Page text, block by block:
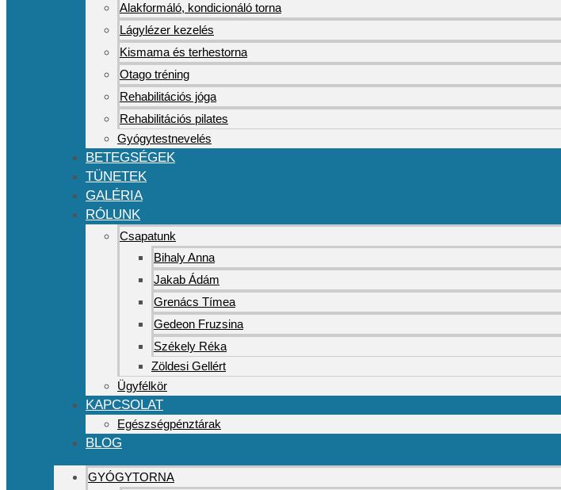
Alakformáló, kondicionáló torna
Lágylézer kezelés
Kismama és terhestorna
Otago tréning
Rehabilitációs jóga
Rehabilitációs pilates
Gyógytestnevelés
BETEGSÉGEK
TÜNETEK
GALÉRIA
RÓLUNK
Csapatunk
Bihaly Anna
Jakab Ádám
Grenács Tímea
Gedeon Fruzsina
Székely Réka
Zöldesi Gellért
Ügyfélkör
KAPCSOLAT
Egészségpénztárak
BLOG
GYÓGYTORNA